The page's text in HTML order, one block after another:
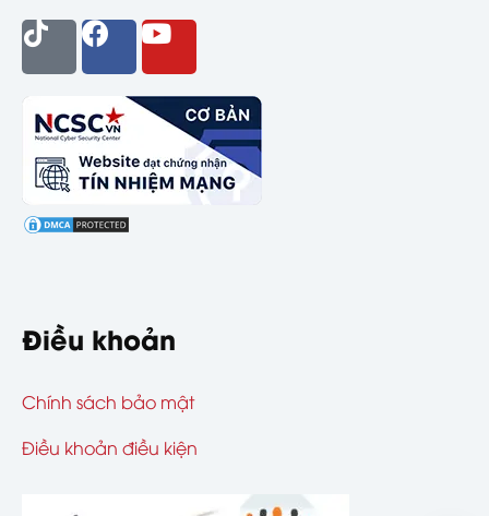
Điều khoản
Chính sách bảo mật
Điều khoản điều kiện